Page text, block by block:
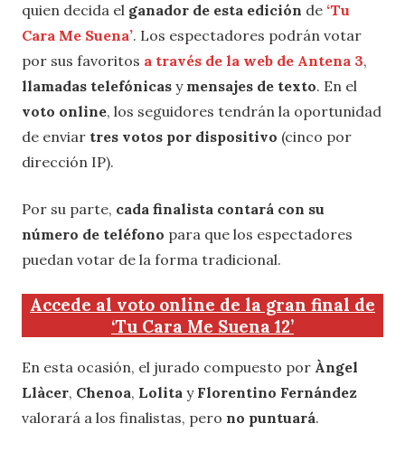
quien decida el ganador de esta edición de ‘Tu
Cara Me Suena’. Los espectadores podrán votar
por sus favoritos a través de la web de Antena 3,
llamadas telefónicas y mensajes de texto. En el
voto online, los seguidores tendrán la oportunidad
de enviar tres votos por dispositivo (cinco por
dirección IP).
Por su parte, cada finalista contará con su
número de teléfono para que los espectadores
puedan votar de la forma tradicional.
Accede al voto online de la gran final de
‘Tu Cara Me Suena 12’
En esta ocasión, el jurado compuesto por Àngel
Llàcer, Chenoa, Lolita y Florentino Fernández
valorará a los finalistas, pero no puntuará.